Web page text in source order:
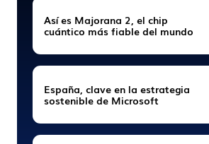
Así es Majorana 2, el chip
cuántico más fiable del mundo
España, clave en la estrategia
sostenible de Microsoft